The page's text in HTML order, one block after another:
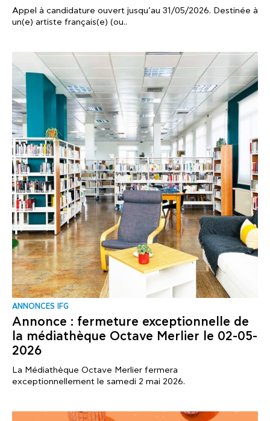
Appel à candidature ouvert jusqu’au 31/05/2026. Destinée à
un(e) artiste français(e) (ou..
ANNONCES IFG
Annonce : fermeture exceptionnelle de
la médiathèque Octave Merlier le 02-05-
2026
La Médiathèque Octave Merlier fermera
exceptionnellement le samedi 2 mai 2026.